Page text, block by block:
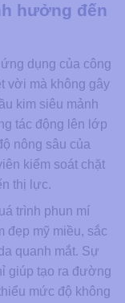
hưởng đến
dụng của công
vời mà không gây
kim siêu mảnh
tác động lên lớp
nông sâu của
kiểm soát chặt
thị lực.
trình phun mí
đẹp mỹ miều, sắc
quanh mắt. Sự
giúp tạo ra đường
mức độ không